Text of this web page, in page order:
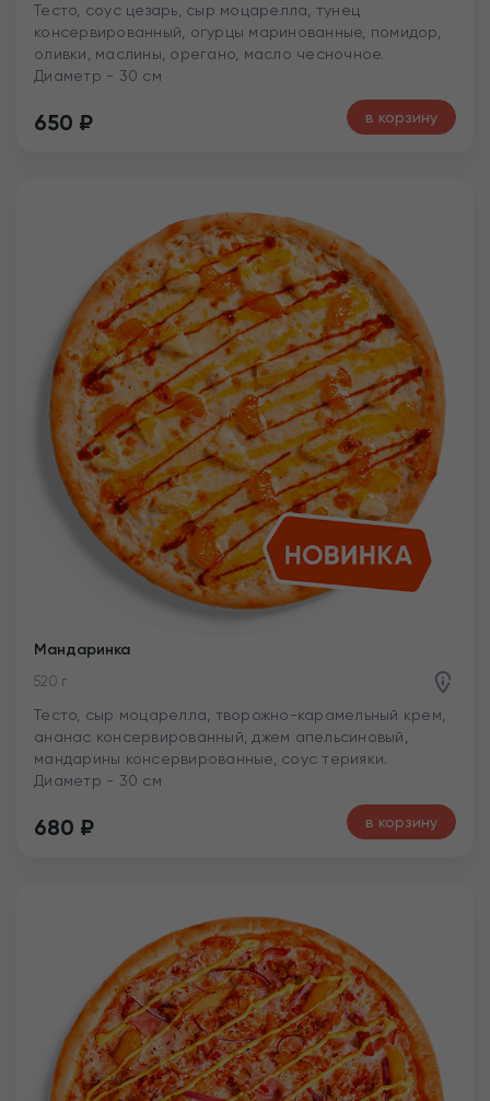
Тесто, соус цезарь, сыр моцарелла, тунец
консервированный, огурцы маринованные, помидор,
оливки, маслины, орегано, масло чесночное.
Диаметр - 30 см
650 ₽ в корзину
Мандаринка
520 г
Тесто, сыр моцарелла, творожно-карамельный крем,
ананас консервированный, джем апельсиновый,
мандарины консервированные, соус терияки.
Диаметр - 30 см
680 ₽ в корзину